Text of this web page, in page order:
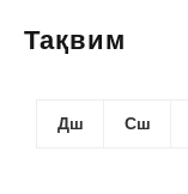
Тақвим
Дш Сш